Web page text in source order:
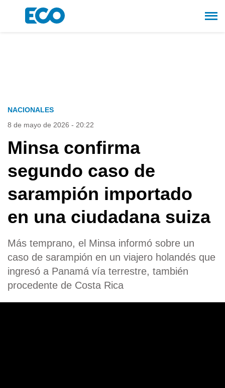
NACIONALES
8 de mayo de 2026 - 20:22
Minsa confirma
segundo caso de
sarampión importado
en una ciudadana suiza
Más temprano, el Minsa informó sobre un
caso de sarampión en un viajero holandés que
ingresó a Panamá vía terrestre, también
procedente de Costa Rica